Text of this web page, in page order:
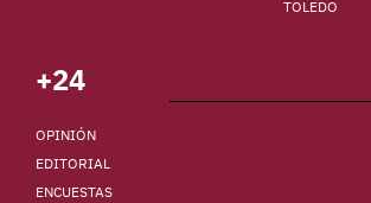
TOLEDO
+24
OPINIÓN
EDITORIAL
ENCUESTAS